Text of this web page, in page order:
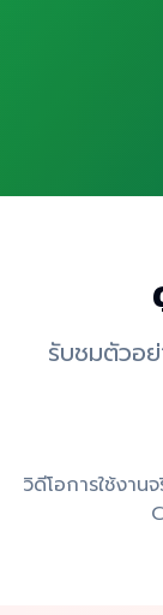
รับชมตัวอ
วิดีโอการใช้งาน